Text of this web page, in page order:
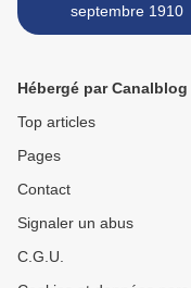
septembre 1910
Hébergé par Canalblog
Top articles
Pages
Contact
Signaler un abus
C.G.U.